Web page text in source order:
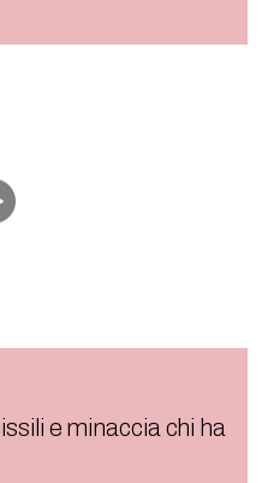
e minaccia chi ha